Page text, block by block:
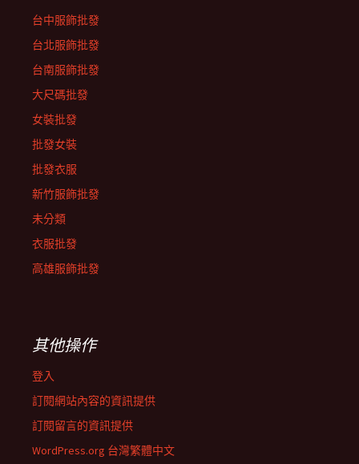
台中服飾批發
台北服飾批發
台南服飾批發
大尺碼批發
女裝批發
批發女裝
批發衣服
新竹服飾批發
未分類
衣服批發
高雄服飾批發
其他操作
登入
訂閱網站內容的資訊提供
訂閱留言的資訊提供
WordPress.org 台灣繁體中文